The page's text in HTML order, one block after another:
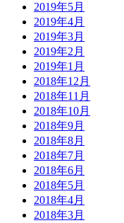
2019年5月
2019年4月
2019年3月
2019年2月
2019年1月
2018年12月
2018年11月
2018年10月
2018年9月
2018年8月
2018年7月
2018年6月
2018年5月
2018年4月
2018年3月